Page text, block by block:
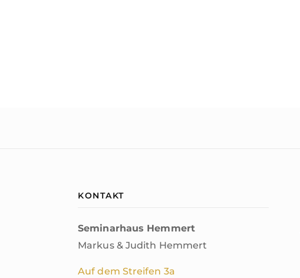
KONTAKT
Seminarhaus Hemmert
Markus & Judith Hemmert
Auf dem Streifen 3a